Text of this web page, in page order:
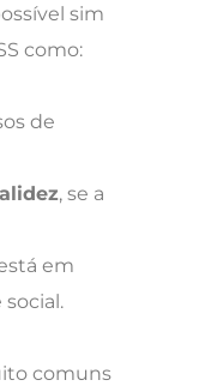
sim
como:
de
, se a
em
comuns